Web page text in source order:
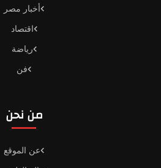
أخبار مصر
اقتصاد
رياضة
فن
من نحن
عن الموقع